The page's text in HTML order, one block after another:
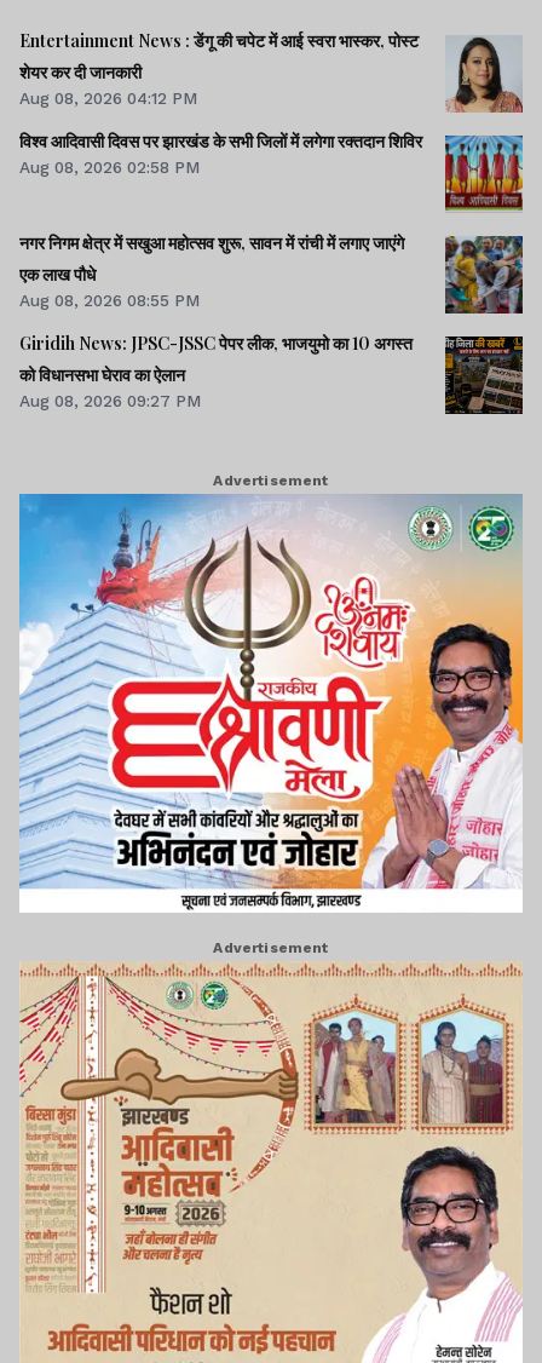
Entertainment News : डेंगू की चपेट में आई स्वरा भास्कर, पोस्ट
शेयर कर दी जानकारी
Aug 08, 2026 04:12 PM
विश्व आदिवासी दिवस पर झारखंड के सभी जिलों में लगेगा रक्तदान शिविर
Aug 08, 2026 02:58 PM
नगर निगम क्षेत्र में सखुआ महोत्सव शुरू, सावन में रांची में लगाए जाएंगे
एक लाख पौधे
Aug 08, 2026 08:55 PM
Giridih News: JPSC-JSSC पेपर लीक, भाजयुमो का 10 अगस्त
को विधानसभा घेराव का ऐलान
Aug 08, 2026 09:27 PM
Advertisement
Advertisement